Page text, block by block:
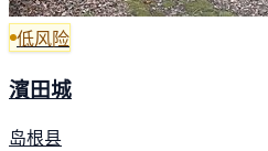
低风险
濱田城
岛根县